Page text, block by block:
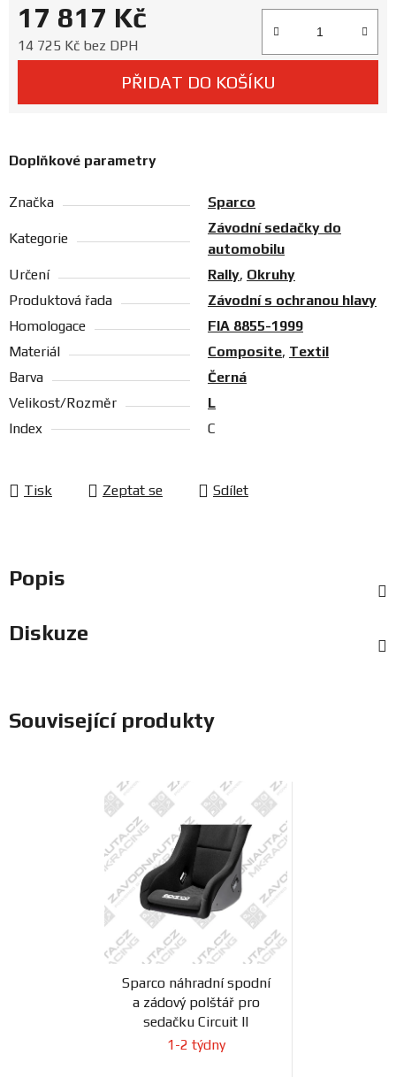
17 817 Kč
14 725 Kč bez DPH
PŘIDAT DO KOŠÍKU
Doplňkové parametry
Značka Sparco
Kategorie
Závodní sedačky do
automobilu
Určení
Rally, Okruhy
Produktová řada
Závodní s ochranou hlavy
Homologace
FIA 8855-1999
Materiál
Composite, Textil
Barva
Černá
Velikost/Rozměr
L
Index
C
Tisk Zeptat se Sdílet
Popis
Diskuze
Související produkty
Sparco náhradní spodní
a zádový polštář pro
sedačku Circuit II
1-2 týdny